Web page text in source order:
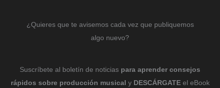
¿Quieres que te avisemos cada vez que publiquemos
algo nuevo?
Suscríbete al boletín de noticias para aprender consejos
rápidos sobre producción musical y DESCÁRGATEel eBook